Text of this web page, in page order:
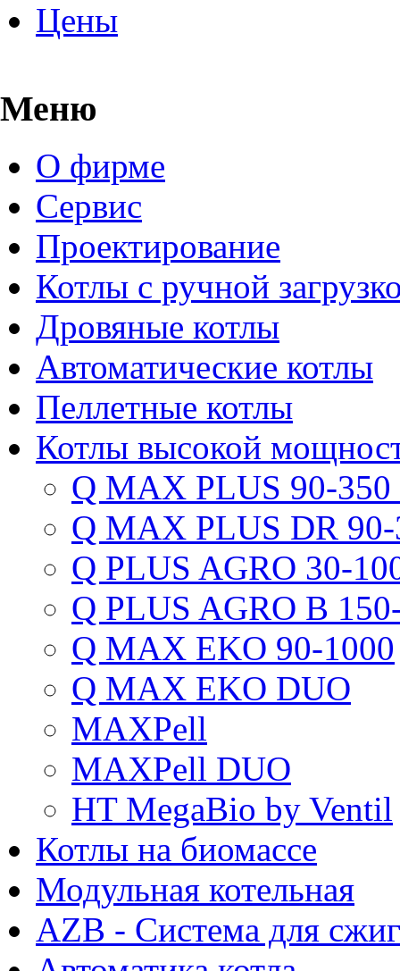
Цены
Меню
О фирме
Сервис
Проектирование
Котлы с ручной
Дровяные котлы
Автоматические котлы
Пеллетные котлы
Котлы высокой
Q MAX PLUS 90-350
Q MAX PLUS DR
Q PLUS AGRO 30-
Q PLUS AGRO B
Q MAX EKO 90-1000
Q MAX EKO DUO
MAXPell
MAXPell DUO
HT MegaBio by Ventil
Котлы на биомассе
Модульная котельная
AZB - Система для